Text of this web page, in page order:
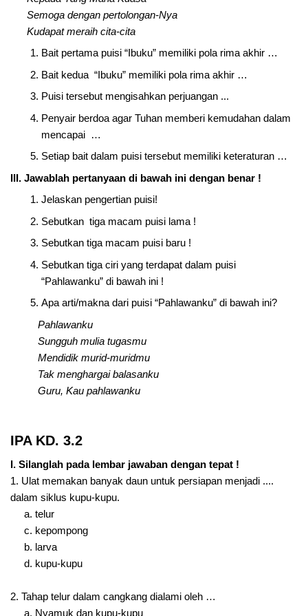
Semoga dengan pertolongan-Nya
Kudapat meraih cita-cita
Bait pertama puisi “Ibuku” memiliki pola rima akhir …
Bait kedua “Ibuku” memiliki pola rima akhir …
Puisi tersebut mengisahkan perjuangan ...
Penyair berdoa agar Tuhan memberi kemudahan dalam
mencapai …
Setiap bait dalam puisi tersebut memiliki keteraturan …
III. Jawablah pertanyaan di bawah ini dengan benar !
Jelaskan pengertian puisi!
Sebutkan tiga macam puisi lama !
Sebutkan tiga macam puisi baru !
Sebutkan tiga ciri yang terdapat dalam puisi
“Pahlawanku” di bawah ini !
Apa arti/makna dari puisi “Pahlawanku” di bawah ini?
Pahlawanku
Sungguh mulia tugasmu
Mendidik murid-muridmu
Tak menghargai balasanku
Guru, Kau pahlawanku
IPA KD. 3.2
I. Silanglah pada lembar jawaban dengan tepat !
1. Ulat memakan banyak daun untuk persiapan menjadi ....
dalam siklus kupu-kupu.
a. telur
c. kepompong
b. larva
d. kupu-kupu
2. Tahap telur dalam cangkang dialami oleh …
a. Nyamuk dan kupu-kupu